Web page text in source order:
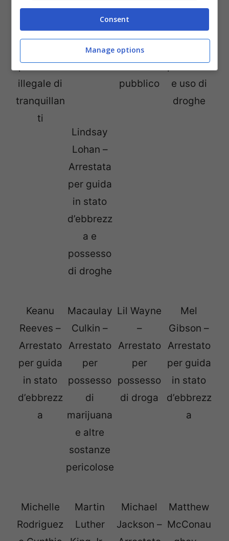
Arrestato
possesso
illegale di
tranquillan
ti
Lindsay
Lohan –
Arrestata
per guida
in stato
d’ebbrezz
a e
possesso
di droghe
Manson –
Arrestato
per gesti
osceni in
pubblico
Arrestato
possesso
e uso di
droghe
Keanu
Reeves –
Arrestato
per guida
in stato
d’ebbrezz
a
Macaulay
Culkin –
Arrestato
per
possesso
di
marijuana
e altre
sostanze
pericolose
Lil Wayne
–
Arrestato
per
possesso
di droga
Mel
Gibson –
Arrestato
per guida
in stato
d’ebbrezz
a
Michelle
Rodriguez
Martin
Luther
Michael
Jackson –
Matthew
McConau
Consent
Manage options